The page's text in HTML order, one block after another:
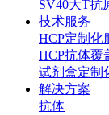
SV40大T抗
技术服务
HCP定制化
HCP抗体覆
试剂盒定制
解决方案
抗体